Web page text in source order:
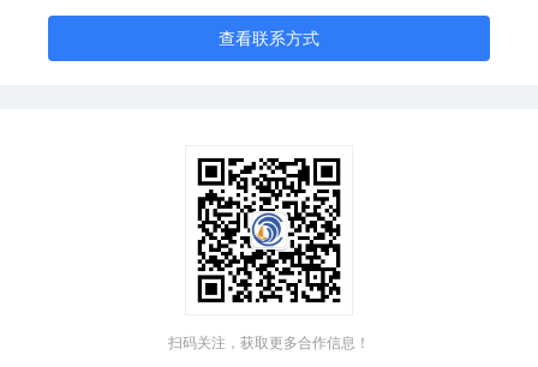
查看联系方式
扫码关注，获取更多合作信息！